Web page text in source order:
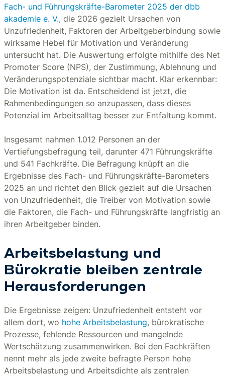
Fach- und Führungskräfte-Barometer 2025 der dbb
akademie e. V., die 2026 gezielt Ursachen von
Unzufriedenheit, Faktoren der Arbeitgeberbindung sowie
wirksame Hebel für Motivation und Veränderung
untersucht hat. Die Auswertung erfolgte mithilfe des Net
Promoter Score (NPS), der Zustimmung, Ablehnung und
Veränderungspotenziale sichtbar macht. Klar erkennbar:
Die Motivation ist da. Entscheidend ist jetzt, die
Rahmenbedingungen so anzupassen, dass dieses
Potenzial im Arbeitsalltag besser zur Entfaltung kommt.
Insgesamt nahmen 1.012 Personen an der
Vertiefungsbefragung teil, darunter 471 Führungskräfte
und 541 Fachkräfte. Die Befragung knüpft an die
Ergebnisse des Fach- und Führungskräfte-Barometers
2025 an und richtet den Blick gezielt auf die Ursachen
von Unzufriedenheit, die Treiber von Motivation sowie
die Faktoren, die Fach- und Führungskräfte langfristig an
ihren Arbeitgeber binden.
Arbeitsbelastung und
Bürokratie bleiben zentrale
Herausforderungen
Die Ergebnisse zeigen: Unzufriedenheit entsteht vor
allem dort, wo hohe Arbeitsbelastung, bürokratische
Prozesse, fehlende Ressourcen und mangelnde
Wertschätzung zusammenwirken. Bei den Fachkräften
nennt mehr als jede zweite befragte Person hohe
Arbeitsbelastung und Arbeitsdichte als zentralen